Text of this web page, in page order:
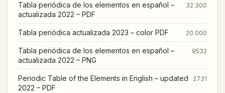
Tabla periódica de los elementos en español –
actualizada 2022 – PDF
32.300
Tabla periódica actualizada 2023 – color PDF 20.000
Tabla periódica de los elementos en español –
actualizada 2022 – PNG
9532
Periodic Table of the Elements in English – updated
2022 – PDF
2731